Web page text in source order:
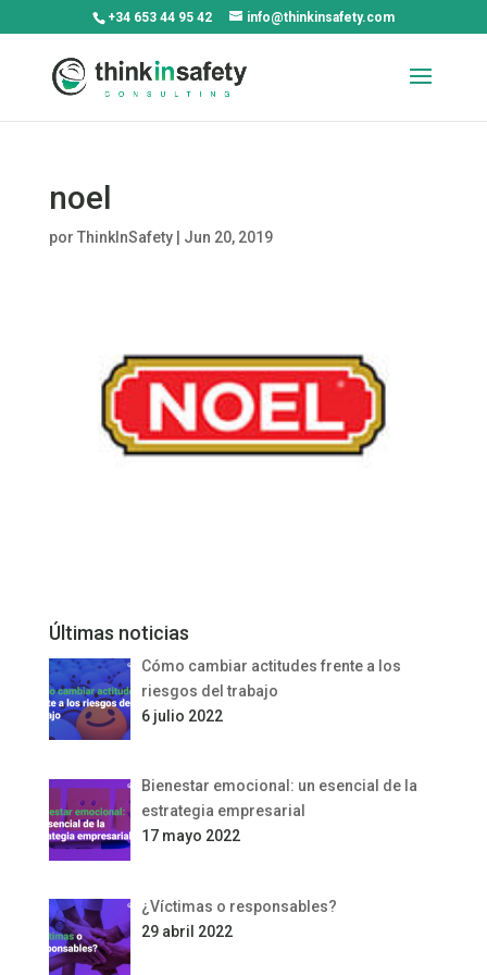
+34 653 44 95 42 info@thinkinsafety.com
noel
por ThinkInSafety| Jun 20, 2019
Últimas noticias
Cómo cambiar actitudes frente a los
riesgos del trabajo
6 julio 2022
Bienestar emocional: un esencial de la
estrategia empresarial
17 mayo 2022
¿Víctimas o responsables?
29 abril 2022